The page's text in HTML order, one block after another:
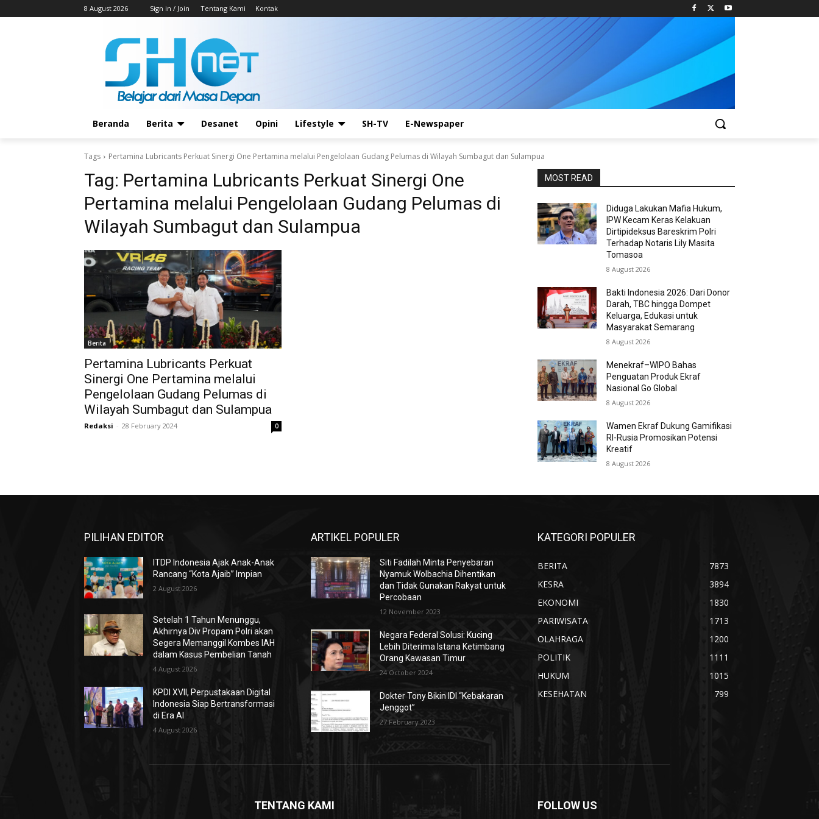
8 August 2026 Sign in / Join Tentang Kami Kontak
Beranda Berita Desanet Opini Lifestyle SH-TV E-Newspaper
Tags Pertamina Lubricants Perkuat Sinergi One Pertamina melalui Pengelolaan Gudang Pelumas di Wilayah Sumbagut dan Sulampua
Tag: Pertamina Lubricants Perkuat Sinergi One
Pertamina melalui Pengelolaan Gudang Pelumas di
Wilayah Sumbagut dan Sulampua
Berita
Pertamina Lubricants Perkuat
Sinergi One Pertamina melalui
Pengelolaan Gudang Pelumas di
Wilayah Sumbagut dan Sulampua
Redaksi - 28 February 2024 0
MOST READ
Diduga Lakukan Mafia Hukum,
IPW Kecam Keras Kelakuan
Dirtipideksus Bareskrim Polri
Terhadap Notaris Lily Masita
Tomasoa
8 August 2026
Bakti Indonesia 2026: Dari Donor
Darah, TBC hingga Dompet
Keluarga, Edukasi untuk
Masyarakat Semarang
8 August 2026
Menekraf–WIPO Bahas
Penguatan Produk Ekraf
Nasional Go Global
8 August 2026
Wamen Ekraf Dukung Gamifikasi
RI-Rusia Promosikan Potensi
Kreatif
8 August 2026
PILIHAN EDITOR
ITDP Indonesia Ajak Anak-Anak
Rancang “Kota Ajaib” Impian
2 August 2026
Setelah 1 Tahun Menunggu,
Akhirnya Div Propam Polri akan
Segera Memanggil Kombes IAH
dalam Kasus Pembelian Tanah
4 August 2026
KPDI XVII, Perpustakaan Digital
Indonesia Siap Bertransformasi
di Era AI
4 August 2026
ARTIKEL POPULER
Siti Fadilah Minta Penyebaran
Nyamuk Wolbachia Dihentikan
dan Tidak Gunakan Rakyat untuk
Percobaan
12 November 2023
Negara Federal Solusi: Kucing
Lebih Diterima Istana Ketimbang
Orang Kawasan Timur
24 October 2024
Dokter Tony Bikin IDI “Kebakaran
Jenggot”
27 February 2023
KATEGORI POPULER
BERITA
7873
KESRA
3894
EKONOMI
1830
PARIWISATA
1713
OLAHRAGA
1200
POLITIK
1111
HUKUM
1015
KESEHATAN
799
TENTANG KAMI FOLLOW US